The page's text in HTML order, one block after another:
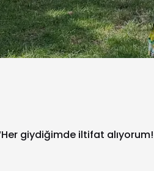
giydiğimde iltifat